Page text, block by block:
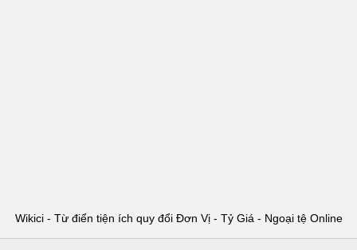
Wikici - Từ điển tiện ích quy đổi Đơn Vị - Tỷ Giá - Ngoại tệ Online